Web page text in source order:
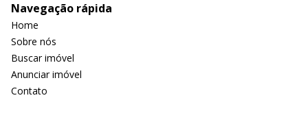
Navegação rápida
Home
Sobre nós
Buscar imóvel
Anunciar imóvel
Contato